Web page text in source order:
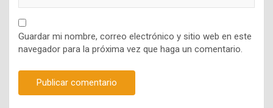
Guardar mi nombre, correo electrónico y sitio web en este
navegador para la próxima vez que haga un comentario.